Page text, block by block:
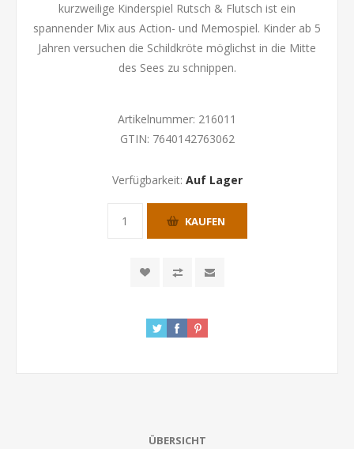
kurzweilige Kinderspiel Rutsch & Flutsch ist ein
spannender Mix aus Action- und Memospiel. Kinder ab 5
Jahren versuchen die Schildkröte möglichst in die Mitte
des Sees zu schnippen.
Artikelnummer: 216011
GTIN: 7640142763062
Verfügbarkeit: Auf Lager
KAUFEN
ÜBERSICHT